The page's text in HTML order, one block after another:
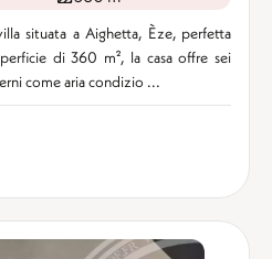
situata a Aighetta, Èze, perfetta
di 360 m², la casa offre sei
come aria condizio ...